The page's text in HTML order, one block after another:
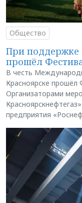
Общество
При поддержке
прошёл
В честь
Красноярске прошёл
Организаторами
предприятия